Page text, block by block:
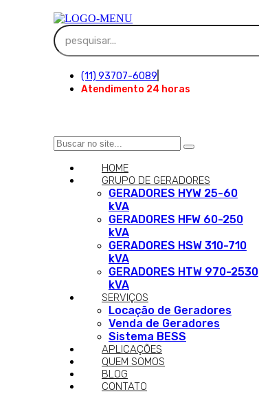
(11) 93707-6089
Atendimento 24 horas
HOME
GRUPO DE GERADORES
GERADORES HYW 25-60
kVA
GERADORES HFW 60-250
kVA
GERADORES HSW 310-710
kVA
GERADORES HTW 970-2530
kVA
SERVIÇOS
Locação de Geradores
Venda de Geradores
Sistema BESS
APLICAÇÕES
QUEM SOMOS
BLOG
CONTATO